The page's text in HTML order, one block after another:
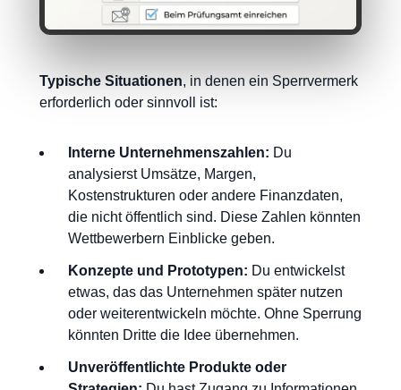
Typische Situationen, in denen ein Sperrvermerk
erforderlich oder sinnvoll ist:
Interne Unternehmenszahlen: Du
analysierst Umsätze, Margen,
Kostenstrukturen oder andere Finanzdaten,
die nicht öffentlich sind. Diese Zahlen könnten
Wettbewerbern Einblicke geben.
Konzepte und Prototypen: Du entwickelst
etwas, das das Unternehmen später nutzen
oder weiterentwickeln möchte. Ohne Sperrung
könnten Dritte die Idee übernehmen.
Unveröffentlichte Produkte oder